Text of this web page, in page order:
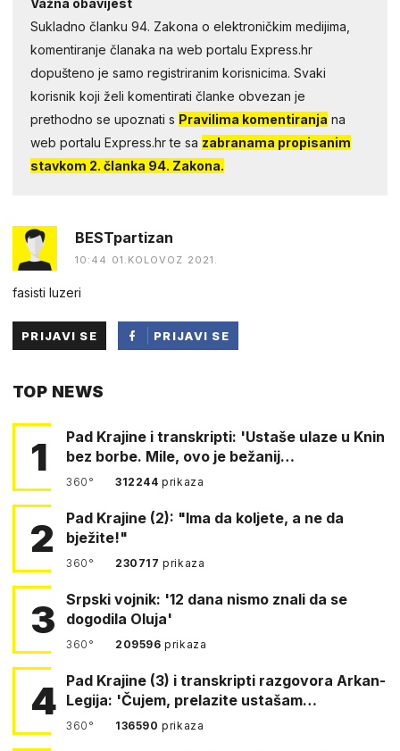
Sukladno članku 94. Zakona o elektroničkim medijima,
komentiranje članaka na web portalu Express.hr
dopušteno je samo registriranim korisnicima. Svaki
korisnik koji želi komentirati članke obvezan je
prethodno se upoznati s Pravilima komentiranja na
web portalu Express.hr te sa zabranama propisanim
stavkom 2. članka 94. Zakona.
BESTpartizan
10:44 01.KOLOVOZ 2021.
fasisti luzeri
PRIJAVI SE
PRIJAVI SE
TOP NEWS
1
Pad Krajine i transkripti: 'Ustaše ulaze u Knin
bez borbe. Mile, ovo je bežanij…
360° 312244prikaza
2
Pad Krajine (2): "Ima da koljete, a ne da
bježite!"
360° 230717prikaza
3
Srpski vojnik: '12 dana nismo znali da se
dogodila Oluja'
360° 209596prikaza
4 Pad Krajine (3) i transkripti razgovora Arkan-
Legija: 'Čujem, prelazite ustašam…
360° 136590prikaza